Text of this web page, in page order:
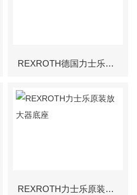
REXROTH德国力士乐双联齿轮泵
REXROTH力士乐原装放大器底座